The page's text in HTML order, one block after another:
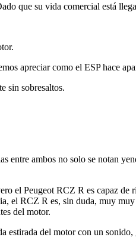
que su vida comercial está
apreciar como el ESP hace
sin sobresaltos.
ambos no solo se notan
el Peugeot RCZ R es capaz de
el RCZ R es, sin duda, muy
del motor.
estirada del motor con un sonido,